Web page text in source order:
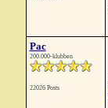
Pac
200.000-klubben
22026 Posts